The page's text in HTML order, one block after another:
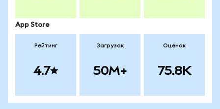
App Store
Рейтинг
4.7
Загрузок
50M+
Оценок
75.8K